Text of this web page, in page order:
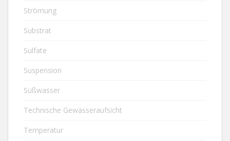
Strömung
Substrat
Sulfate
Suspension
Süßwasser
Technische Gewässeraufsicht
Temperatur